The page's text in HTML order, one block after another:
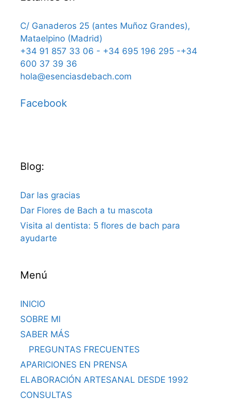
C/ Ganaderos 25 (antes Muñoz Grandes),
Mataelpino (Madrid)
+34 91 857 33 06 - +34 695 196 295 -+34
600 37 39 36
hola@esenciasdebach.com
Facebook
Blog:
Dar las gracias
Dar Flores de Bach a tu mascota
Visita al dentista: 5 flores de bach para
ayudarte
Menú
INICIO
SOBRE MI
SABER MÁS
PREGUNTAS FRECUENTES
APARICIONES EN PRENSA
ELABORACIÓN ARTESANAL DESDE 1992
CONSULTAS